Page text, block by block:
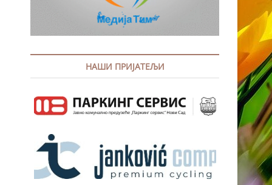
НАШИ ПРИЈАТЕЉИ